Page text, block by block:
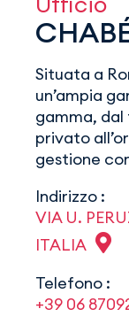
Situata a
un’ampia
gamma,
privato
gestione
Indirizzo :
VIA U.
ITALIA
Telefono :
+39 06